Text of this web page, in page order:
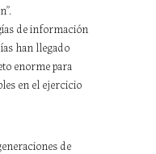
de información
han llegado
enorme para
en el ejercicio
de